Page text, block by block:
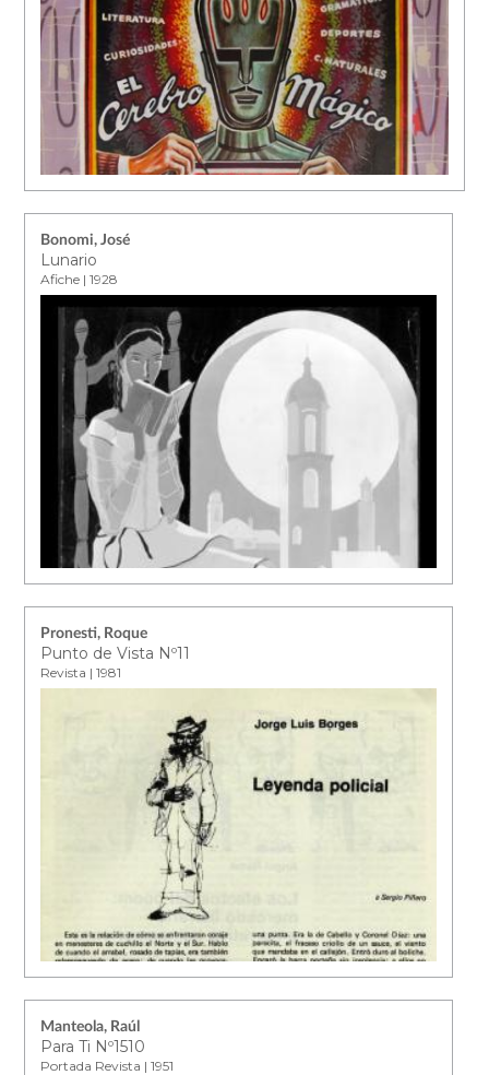
Bonomi, José
Lunario
Afiche | 1928
Pronesti, Roque
Punto de Vista Nº11
Revista | 1981
Manteola, Raúl
Para Ti Nº1510
Portada Revista | 1951